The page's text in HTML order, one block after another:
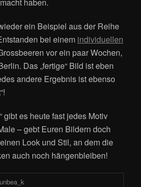
ein Beispiel aus der Reihe
bei einem individuellen
vor ein paar Wochen,
Das „fertige“ Bild ist eben
andere Ergebnis ist ebenso
gibt es heute fast jedes Motiv
– gebt Euren Bildern doch
Look und Stil, an dem die
auch noch hängenbleiben!